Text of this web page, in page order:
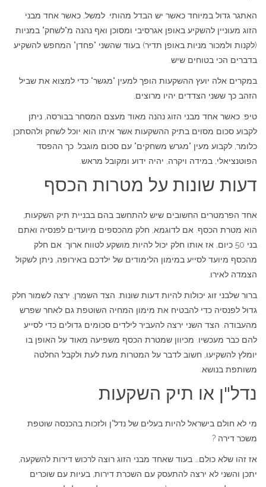
האתגר גדול במיוחד כאשר יש הבדל מהותי. למשל, כאשר אחד מבני
הזוג מעוניין להשקיע באופן אגרסיבי ומסוכן ואף נהנה מ"לשחק" במניות
(לקנות ולמכור מניות באופן תדיר) בעוד שהשני "פחדן" המחפש להשקיע
בדברים הכי בטוחים שיש.
במקרים אלה יועץ ההשקעות הופך למעין "מגשר" כדי למצוא את שביל
הזהב כך ששני הצדדים יהיו מרוצים.
טיפ: כאשר אחד מבני הזוג נהנה מאוד מעצם המסחר בבורסה, ניתן
לקבוע סכום מסוים בתיק ההשקעות אשר איתו הוא יוכל לשחק ולהסתכן.
כלומר, לקבוע מעין "מגרש משחקים" עם סכום מוגבל. כך ההפסד
הפוטנציאלי, במידה ויקרה, יהיה ידוע ומקובל מראש.
דעות שונות על מטרות הכסף
אחד הפרמטרים החשובים שיש להתחשב בהם בבניית תיק השקעות,
הוא מטרת הכסף. אם לדוגמא, חלק מהכספים מיועדים לפנסיה ואתם
בני 50 כיום, אז אותו חלק יכול להיות מושקע לטווח ארוך. אם חלק
מהכסף מיועד לסייע במימון הלימודים של ילדכם באירופה, ניתן לשקול
הצמדה לאירו.
ברור שלבני זוג יכולות להיות דעות שונות. הצד השמרן, ירצה לשמור חלק
גדול לפנסיה כדי להבטיח את מימון המחיה השוטפת גם לאחר שפרש
מהעבודה. הצד השני ירצה להעביר לילדים סכומים גדולים כדי לסייע
להם כבר מעכשיו. מכיוון שמטרת הכסף משפיעה מאוד על האופן בו
יומלץ להשקיעו, חשוב לדבר על המטרות מעת לעת ולקבל החלטה
משותפת בנושא.
נדל"ן או תיק השקעות
מי לא חולם בישראל להיות בעלים של נדל"ן ולזכות בהכנסה שוטפת
משכר דירה ?
אז זהו שלא כולם… בעוד שאחד מבני הזוג רוצה לרכוש דירות להשקעה,
יתכן והשני לא ירצה להתעסק עם השכרת דירות, בעיות עם שוכרים